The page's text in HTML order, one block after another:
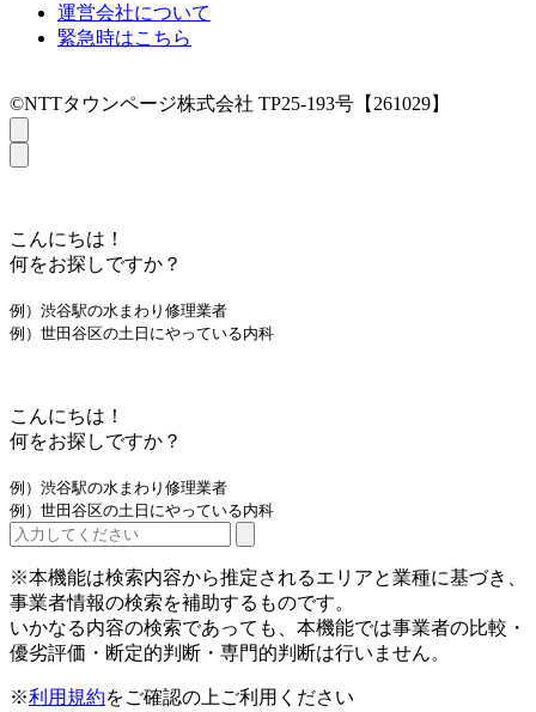
運営会社について
緊急時はこちら
©NTTタウンページ株式会社 TP25-193号【261029】
こんにちは！
何をお探しですか？
例）渋谷駅の水まわり修理業者
例）世田谷区の土日にやっている内科
こんにちは！
何をお探しですか？
例）渋谷駅の水まわり修理業者
例）世田谷区の土日にやっている内科
※本機能は検索内容から推定されるエリアと業種に基づき、
事業者情報の検索を補助するものです。
いかなる内容の検索であっても、本機能では事業者の比較・
優劣評価・断定的判断・専門的判断は行いません。
※利用規約をご確認の上ご利用ください